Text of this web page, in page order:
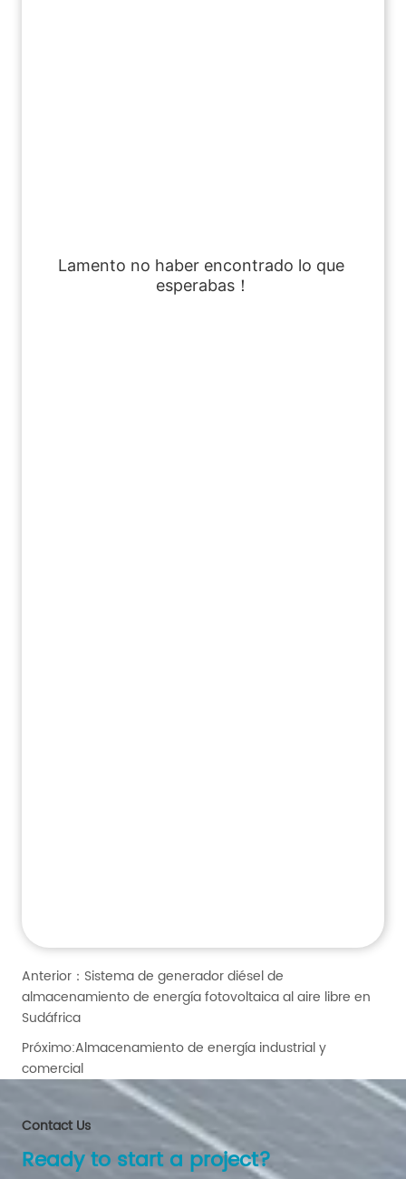
Lamento no haber encontrado lo que
esperabas！
Anterior： Sistema de generador diésel de
almacenamiento de energía fotovoltaica al aire libre en
Sudáfrica
Próximo:Almacenamiento de energía industrial y
comercial
Contact Us
Ready to start a project?